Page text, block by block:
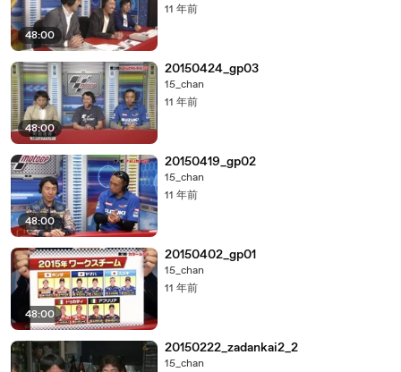
48:00
11 年前
48:00
20150424_gp03
15_chan
11 年前
48:00
20150419_gp02
15_chan
11 年前
48:00
20150402_gp01
15_chan
11 年前
20150222_zadankai2_2
15_chan